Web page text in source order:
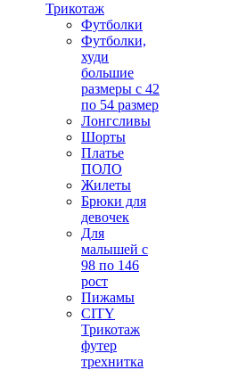
Трикотаж
Футболки
Футболки,
худи
большие
размеры с 42
по 54 размер
Лонгсливы
Шорты
Платье
ПОЛО
Жилеты
Брюки для
девочек
Для
малышей с
98 по 146
рост
Пижамы
CITY
Трикотаж
футер
трехнитка